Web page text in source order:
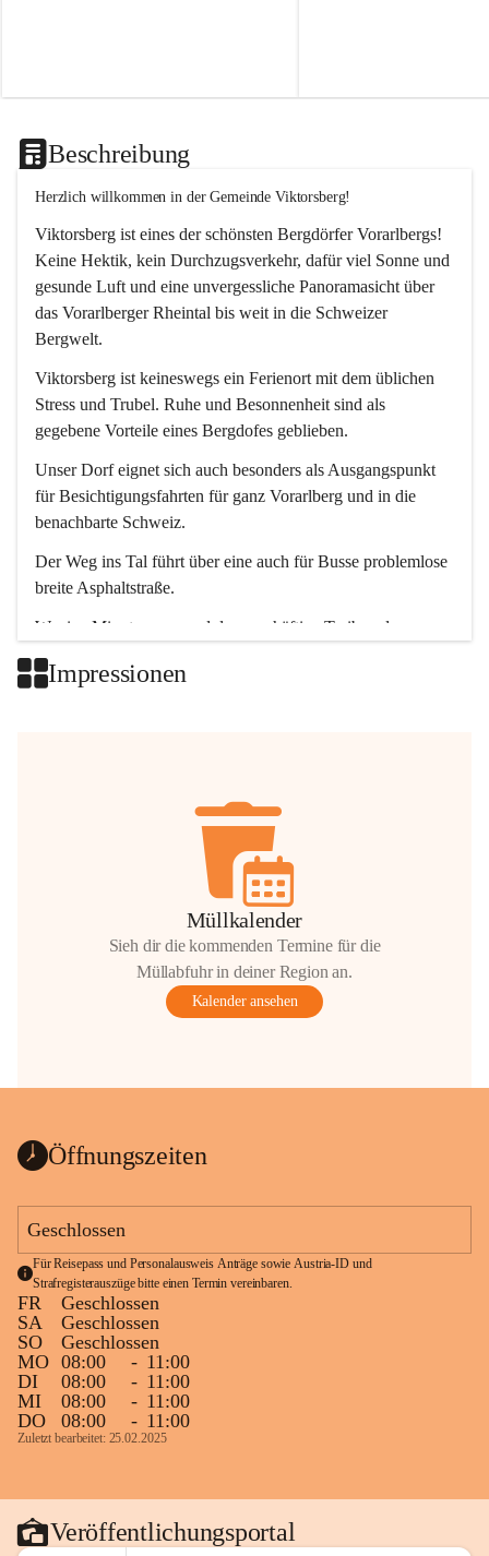
Beschreibung
Herzlich willkommen in der Gemeinde Viktorsberg!
Viktorsberg ist eines der schönsten Bergdörfer Vorarlbergs!
Keine Hektik, kein Durchzugsverkehr, dafür viel Sonne und
gesunde Luft und eine unvergessliche Panoramasicht über
das Vorarlberger Rheintal bis weit in die Schweizer
Bergwelt.
Viktorsberg ist keineswegs ein Ferienort mit dem üblichen
Stress und Trubel. Ruhe und Besonnenheit sind als
gegebene Vorteile eines Bergdofes geblieben.
Unser Dorf eignet sich auch besonders als Ausgangspunkt
für Besichtigungsfahrten für ganz Vorarlberg und in die
benachbarte Schweiz.
Der Weg ins Tal führt über eine auch für Busse problemlose
breite Asphaltstraße.
Wenige Minuten nur, und das geschäftige Treiben der
Impressionen
Müllkalender
Sieh dir die kommenden Termine für die
Müllabfuhr in deiner Region an.
Kalender ansehen
Öffnungszeiten
Geschlossen
Für Reisepass und Personalausweis Anträge sowie Austria-ID und
Strafregisterauszüge bitte einen Termin vereinbaren.
FR
Geschlossen
SA
Geschlossen
SO
Geschlossen
MO 08:00 - 11:00
DI
08:00 - 11:00
MI
08:00 - 11:00
DO
08:00 - 11:00
Zuletzt bearbeitet: 25.02.2025
Veröffentlichungsportal